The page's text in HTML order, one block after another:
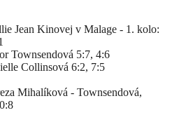
Kinovej v Malage - 1. kolo:
Townsendová 5:7, 4:6
Collinsová 6:2, 7:5
Mihalíková - Townsendová,